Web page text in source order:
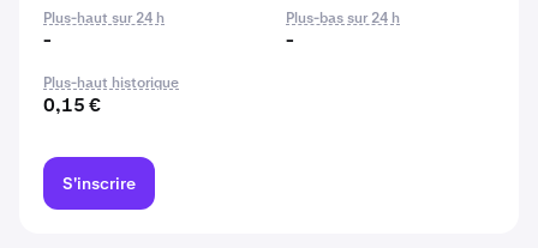
Plus-haut sur 24 h
-
Plus-bas sur 24 h
-
Plus-haut historique
0,15 €
S'inscrire